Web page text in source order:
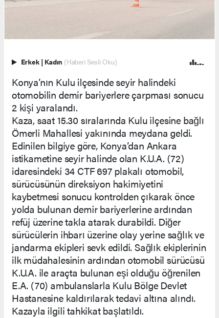
Erkek | Kadın (Haberi Sesli Oku)
Konya’nın Kulu ilçesinde seyir halindeki
otomobilin demir bariyerlere çarpması sonucu
2 kişi yaralandı.
Kaza, saat 15.30 sıralarında Kulu ilçesine bağlı
Ömerli Mahallesi yakınında meydana geldi.
Edinilen bilgiye göre, Konya’dan Ankara
istikametine seyir halinde olan K.U.A. (72)
idaresindeki 34 CTF 697 plakalı otomobil,
sürücüsünün direksiyon hakimiyetini
kaybetmesi sonucu kontrolden çıkarak önce
yolda bulunan demir bariyerlerine ardından
refüj üzerine takla atarak durabildi. Diğer
sürücülerin ihbarı üzerine olay yerine sağlık ve
jandarma ekipleri sevk edildi. Sağlık ekiplerinin
ilk müdahalesinin ardından otomobil sürücüsü
K.U.A. ile araçta bulunan eşi olduğu öğrenilen
E.A. (70) ambulanslarla Kulu Bölge Devlet
Hastanesine kaldırılarak tedavi altına alındı.
Kazayla ilgili tahkikat başlatıldı.